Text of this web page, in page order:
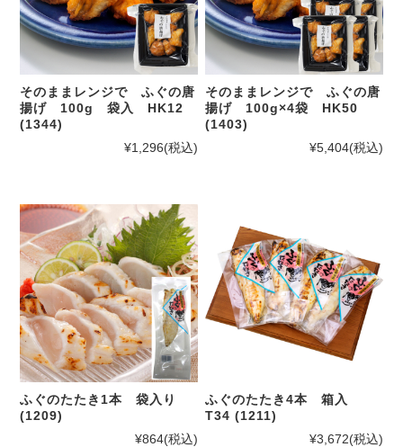
そのままレンジで ふぐの唐
揚げ 100g 袋入 HK12
(1344)
¥1,296(税込)
そのままレンジで ふぐの唐
揚げ 100g×4袋 HK50
(1403)
¥5,404(税込)
ふぐのたたき1本 袋入り
(1209)
¥864(税込)
ふぐのたたき4本 箱入
T34 (1211)
¥3,672(税込)